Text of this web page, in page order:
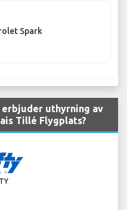
Spark
uthyrning av
Tillé Flygplats?